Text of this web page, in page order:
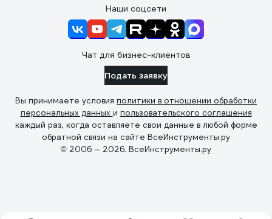
Наши соцсети
Чат для бизнес-клиентов
Подать заявку
Вы принимаете условия политики в отношении обработки
персональных данных и пользовательского соглашения
каждый раз, когда оставляете свои данные в любой форме
обратной связи на сайте ВсеИнструменты.ру
© 2006 — 2026. ВсеИнструменты.ру